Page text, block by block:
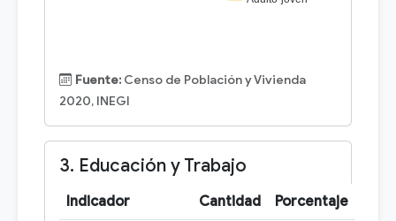
Fuente: Censo de Población y Vivienda
2020, INEGI
3. Educación y Trabajo
Indicador Cantidad Porcentaje